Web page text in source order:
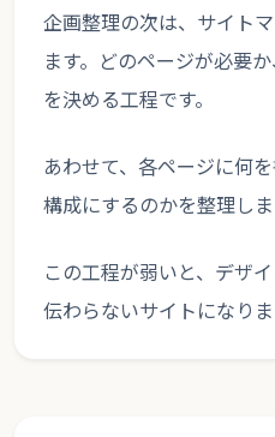
企画整理の次は、サイト
ます。どのページが必要
を決める工程です。
あわせて、各ページに何
構成にするのかを整理しま
この工程が弱いと、デザ
伝わらないサイトになりま